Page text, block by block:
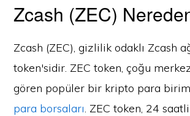
Zcash (ZEC)
Zcash (ZEC), gizlilik odaklı Zcash
token'sidir. ZEC token, çoğu
gören popüler bir kripto para
para borsaları. ZEC token, 24